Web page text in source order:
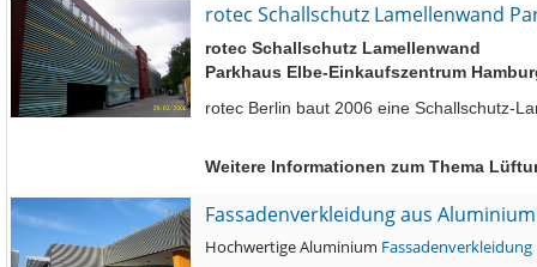
rotec Schallschutz Lamellenwand
rotec Schallschutz Lamellenwand
Parkhaus Elbe-Einkaufszentrum
rotec Berlin baut 2006 eine Schallschutz-
Weitere Informationen zum Thema
Fassadenverkleidung aus
Hochwertige Aluminium Fassadenverkleidung